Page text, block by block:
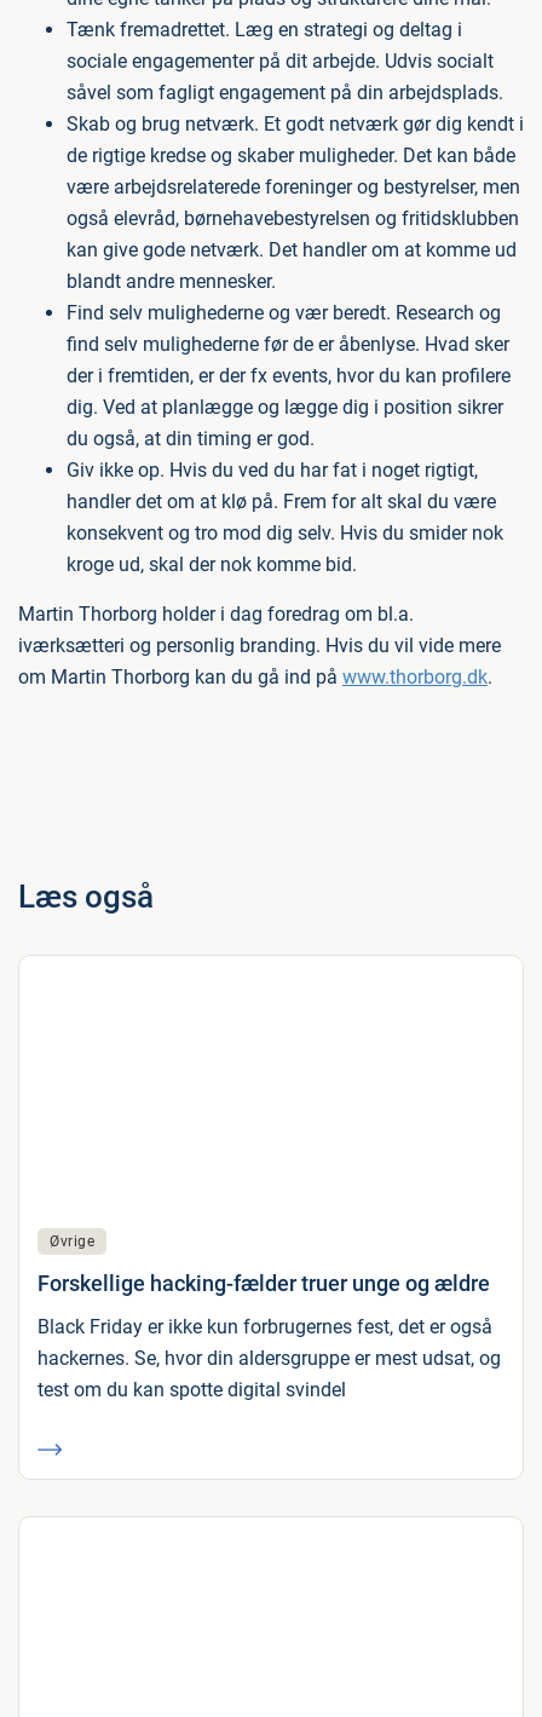
Tænk fremadrettet. Læg en strategi og deltag i
sociale engagementer på dit arbejde. Udvis socialt
såvel som fagligt engagement på din arbejdsplads.
Skab og brug netværk. Et godt netværk gør dig kendt i
de rigtige kredse og skaber muligheder. Det kan både
være arbejdsrelaterede foreninger og bestyrelser, men
også elevråd, børnehavebestyrelsen og fritidsklubben
kan give gode netværk. Det handler om at komme ud
blandt andre mennesker.
Find selv mulighederne og vær beredt. Research og
find selv mulighederne før de er åbenlyse. Hvad sker
der i fremtiden, er der fx events, hvor du kan profilere
dig. Ved at planlægge og lægge dig i position sikrer
du også, at din timing er god.
Giv ikke op. Hvis du ved du har fat i noget rigtigt,
handler det om at klø på. Frem for alt skal du være
konsekvent og tro mod dig selv. Hvis du smider nok
kroge ud, skal der nok komme bid.
Martin Thorborg holder i dag foredrag om bl.a.
iværksætteri og personlig branding. Hvis du vil vide mere
om Martin Thorborg kan du gå ind på www.thorborg.dk.
Læs også
Øvrige
Forskellige hacking-fælder truer unge og ældre
Black Friday er ikke kun forbrugernes fest, det er også
hackernes. Se, hvor din aldersgruppe er mest udsat, og
test om du kan spotte digital svindel